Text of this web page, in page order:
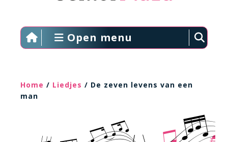
Open menu
Home / Liedjes / De zeven levens van een
man